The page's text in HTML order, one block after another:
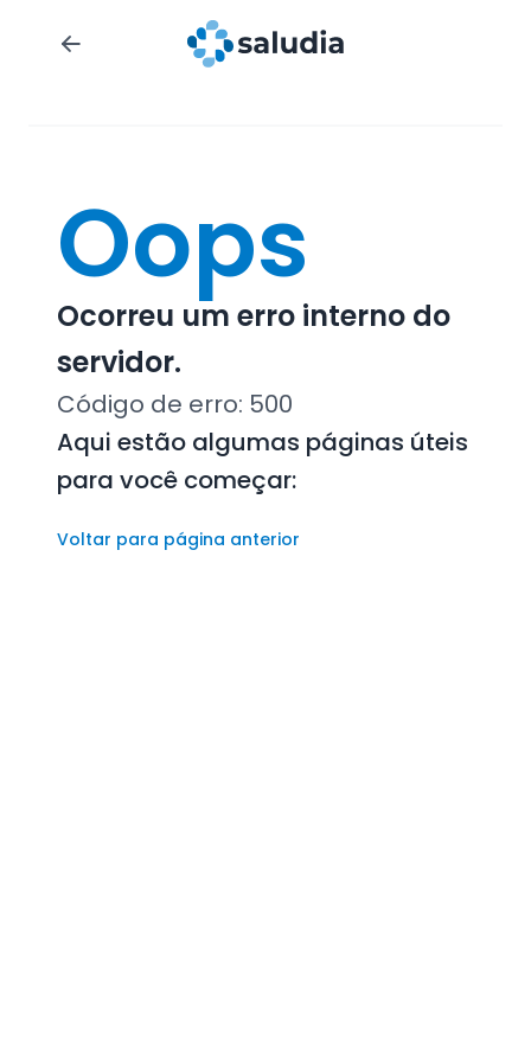
Oops
Ocorreu um erro interno do
servidor.
Código de erro: 500
Aqui estão algumas páginas úteis
para você começar:
Voltar para página anterior